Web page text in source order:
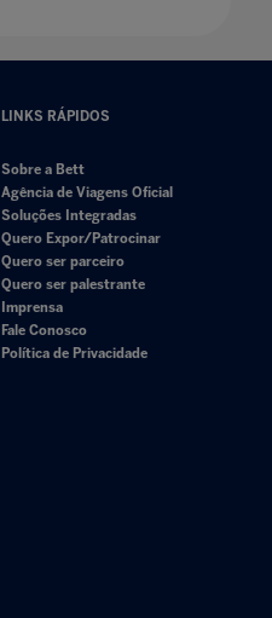
LINKS RÁPIDOS
Sobre a Bett
Agência de Viagens Oficial
Soluções Integradas
Quero Expor/Patrocinar
Quero ser parceiro
Quero ser palestrante
Imprensa
Fale Conosco
Política de Privacidade